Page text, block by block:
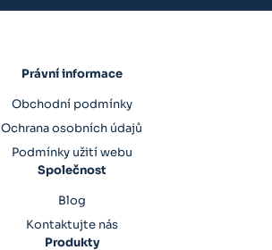
Právní informace
Obchodní podmínky
Ochrana osobních údajů
Podmínky užití webu
Společnost
Blog
Kontaktujte nás
Produkty